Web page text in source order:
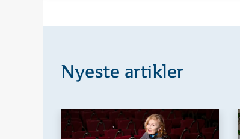
Nyeste artikler